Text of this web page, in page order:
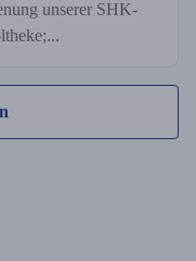
unserer SHK-